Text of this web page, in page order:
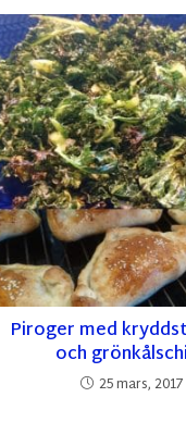
Piroger med
och
25 mars, 2017